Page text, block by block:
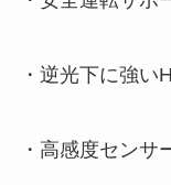
・逆光下に強い
・高感度センサ